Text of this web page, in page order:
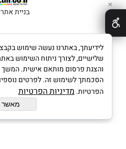
בניית
✕
שלישיים, לצורך ניתוח השימוש
והצגת פרסום מותאם אישית. המשך
הסכמתך לשימוש זה. לפרטים נוספים
הפרטיות.מדיניות הפרטיות
מאשר